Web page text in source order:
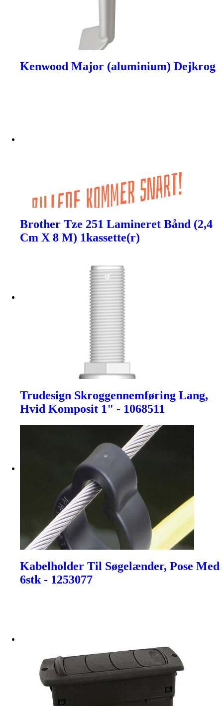
Kenwood Major (aluminium) Dejkrog
Brother Tze 251 Lamineret Bånd (2,4
Cm X 8 M) 1kassette(r)
Trudesign Skroggennemføring Lang,
Hvid Komposit 1" - 1068511
Kabelholder Til Søgelænder, Pose Med
6stk - 1253077